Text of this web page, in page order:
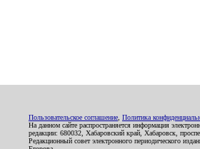
Пользовательское соглашение Политика
На данном сайте распространяется информация
редакции: 680032, Хабаровский край, Хабаровск,
Редакционный совет электронного